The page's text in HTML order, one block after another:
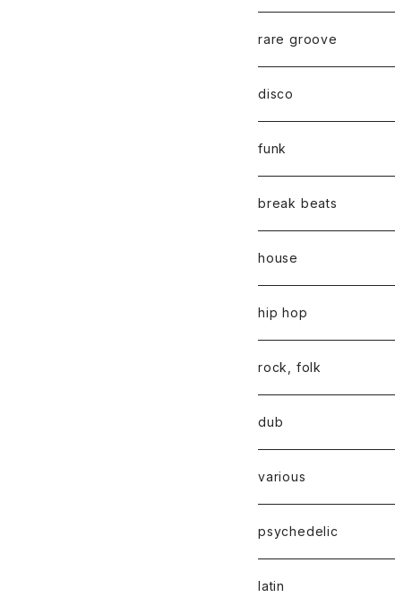
rare groove
disco
funk
break beats
house
hip hop
rock, folk
dub
various
psychedelic
latin